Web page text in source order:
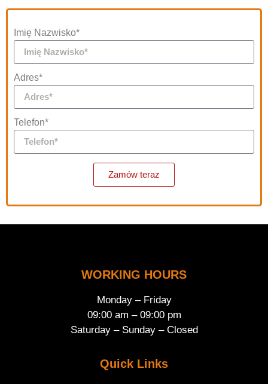
Imię Nazwisko*
Adres*
Telefon*
Zamów teraz
WORKING HOURS
Monday – Friday
09:00 am – 09:00 pm
Saturday – Sunday – Closed
Quick Links